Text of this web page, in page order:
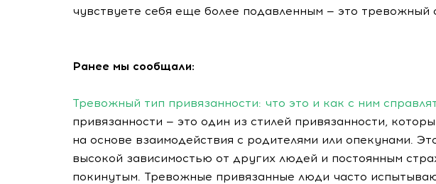
чувствуете себя еще более подавленным — это тревожный
Ранее мы сообщали:
Тревожный тип привязанности: что это и как с ним
привязанности — это один из стилей привязанности,
на основе взаимодействия с родителями или опекунами.
высокой зависимостью от других людей и постоянным
покинутым. Тревожные привязанные люди часто